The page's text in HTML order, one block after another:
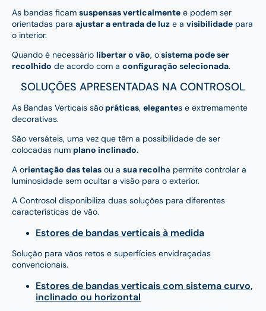
As bandas ficam suspensas verticalmente e podem ser
orientadas para ajustar a entrada de luz e a visibilidade para
o interior.
Quando é necessário libertar o vão, osistema pode ser
recolhido de acordo com a configuração selecionada.
SOLUÇÕES APRESENTADAS NA CONTROSOL
As Bandas Verticais são práticas, elegantes e extremamente
decorativas.
São versáteis, uma vez que têm a possibilidade de ser
colocadas num plano inclinado.
A orientação das telas ou a sua recolha permite controlar a
luminosidade sem ocultar a visão para o exterior.
A Controsol disponibiliza duas soluções para diferentes
características de vão.
Estores de bandas verticais à medida
Solução para vãos retos e superfícies envidraçadas
convencionais.
Estores de bandas verticais com sistema curvo,
inclinado ou horizontal